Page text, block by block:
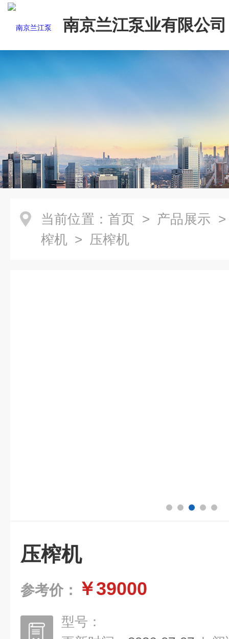
南京兰江泵业有限公司
当前位置： 首页 > 产品展示
榨机 > 压榨机
压榨机
参考价： ￥39000
型号：